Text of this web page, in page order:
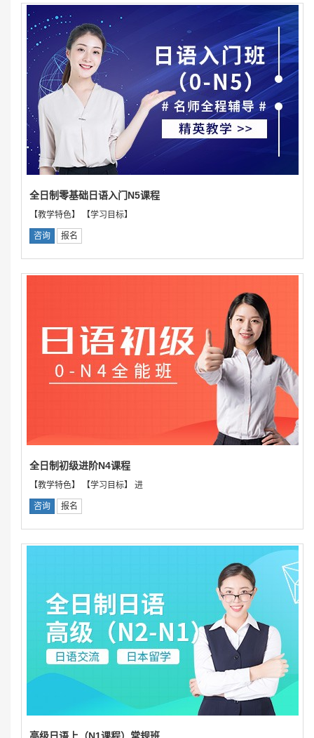
全日制零基础日语入门N5课程
【教学特色】 【学习目标】
咨询 报名
全日制初级进阶N4课程
【教学特色】 【学习目标】 进
咨询 报名